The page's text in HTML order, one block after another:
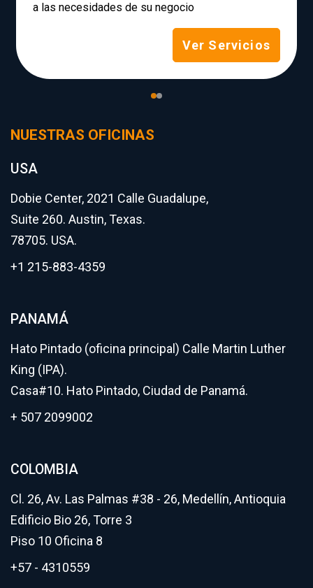
a las necesidades de su negocio
Ver Servicios
NUESTRAS OFICINAS
USA
Dobie Center, 2021 Calle Guadalupe,
Suite 260. Austin, Texas.
78705. USA.
+1 215-883-4359
PANAMÁ
Hato Pintado (oficina principal) Calle Martin Luther
King (IPA).
Casa#10. Hato Pintado, Ciudad de Panamá.
+ 507 2099002
COLOMBIA
Cl. 26, Av. Las Palmas #38 - 26, Medellín, Antioquia
Edificio Bio 26, Torre 3
Piso 10 Oficina 8
+57 - 4310559